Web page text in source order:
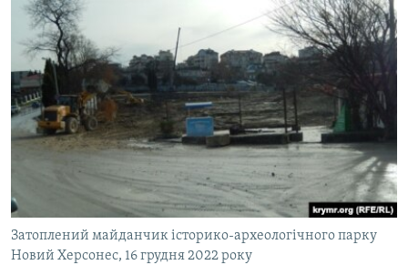
Затоплений майданчик історико-археологічного парку
Новий Херсонес, 16 грудня 2022 року